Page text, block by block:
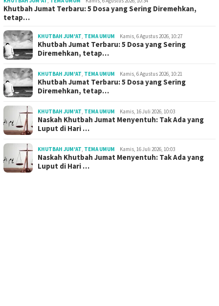
Khutbah Jumat Terbaru: 5 Dosa yang Sering Diremehkan,
tetap…
KHUTBAH JUM'AT TEMA UMUM Kamis, 6 Agustus 2026, 10:27
Khutbah Jumat Terbaru: 5 Dosa yang Sering
Diremehkan, tetap…
KHUTBAH JUM'AT TEMA UMUM Kamis, 6 Agustus 2026, 10:21
Khutbah Jumat Terbaru: 5 Dosa yang Sering
Diremehkan, tetap…
KHUTBAH JUM'AT TEMA UMUM Kamis, 16 Juli 2026, 10:03
Naskah Khutbah Jumat Menyentuh: Tak Ada yang
Luput di Hari …
KHUTBAH JUM'AT TEMA UMUM Kamis, 16 Juli 2026, 10:03
Naskah Khutbah Jumat Menyentuh: Tak Ada yang
Luput di Hari …